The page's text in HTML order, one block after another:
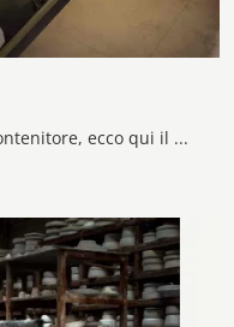
Se cerchi letti matrimoniali con contenitore, ecco qui il modello 911 in laccato opaco per impreziosire la camera da letto.